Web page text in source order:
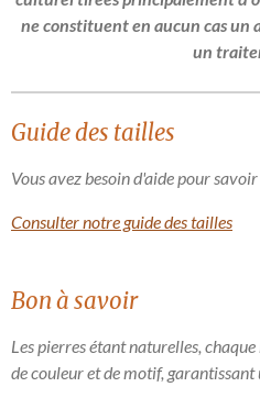
ne constituent en aucun cas un
un
Guide des tailles
Vous avez besoin d'aide pour
Consulter notre guide des tailles
Bon à savoir
Les pierres étant naturelles,
de couleur et de motif,